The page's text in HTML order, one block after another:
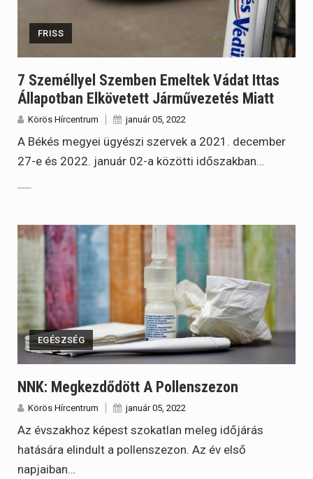
FRISS
7 Személlyel Szemben Emeltek Vádat Ittas
Állapotban Elkövetett Járművezetés Miatt
Körös Hírcentrum január 05, 2022
A Békés megyei ügyészi szervek a 2021. december
27-e és 2022. január 02-a közötti időszakban…
EGÉSZSÉG
NNK: Megkezdődött A Pollenszezon
Körös Hírcentrum január 05, 2022
Az évszakhoz képest szokatlan meleg időjárás
hatására elindult a pollenszezon. Az év első
napjaiban…